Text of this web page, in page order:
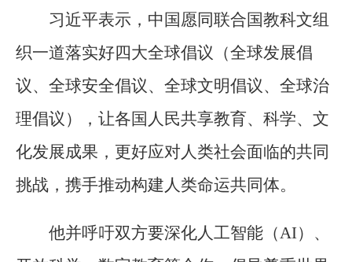
习近平表示，中国愿同联合国教科文组
织一道落实好四大全球倡议（全球发展倡
议、全球安全倡议、全球文明倡议、全球治
理倡议），让各国人民共享教育、科学、文
化发展成果，更好应对人类社会面临的共同
挑战，携手推动构建人类命运共同体。
他并呼吁双方要深化人工智能（AI）、